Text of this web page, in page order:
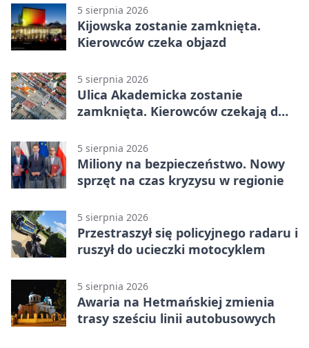
5 sierpnia 2026
Kijowska zostanie zamknięta.
Kierowców czeka objazd
5 sierpnia 2026
Ulica Akademicka zostanie
zamknięta. Kierowców czekają dwa
5 sierpnia 2026
Miliony na bezpieczeństwo. Nowy
sprzęt na czas kryzysu w regionie
5 sierpnia 2026
Przestraszył się policyjnego radaru i
ruszył do ucieczki motocyklem
5 sierpnia 2026
Awaria na Hetmańskiej zmienia
trasy sześciu linii autobusowych